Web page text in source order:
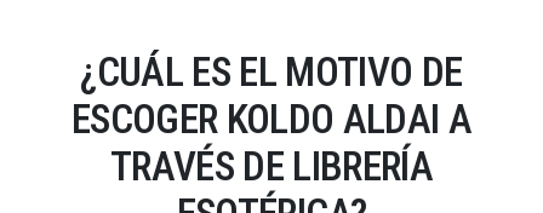
¿CUÁL ES EL MOTIVO DE
ESCOGER KOLDO ALDAI A
TRAVÉS DE LIBRERÍA